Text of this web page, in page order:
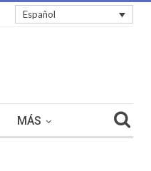
Español
MÁS